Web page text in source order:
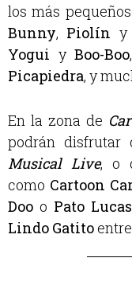
los más
Bunny, Piolín y
Yogui yBoo-Boo,
Picapiedra, y
En la zona de
podrán disfrutar
Musical Live, o
como Cartoon
Doo o Pato
Lindo Gatito